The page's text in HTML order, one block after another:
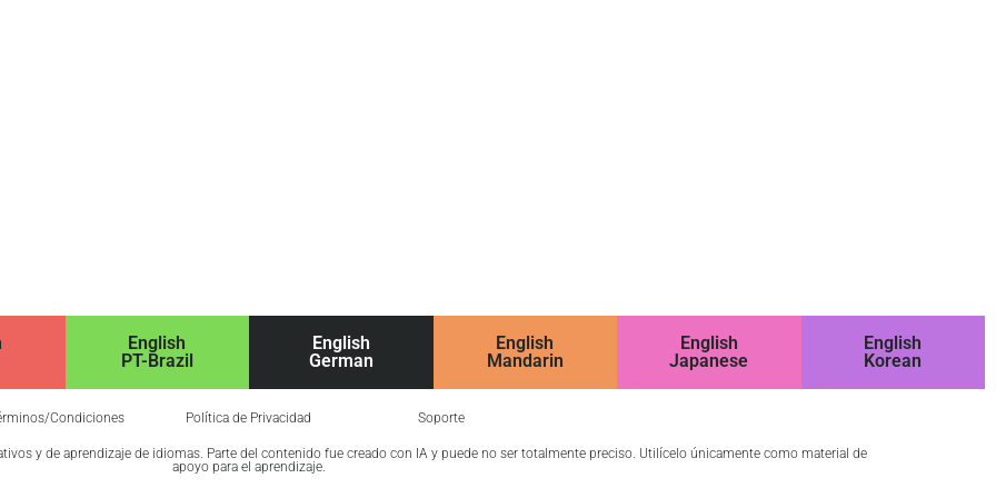
English
PT-Brazil
English
German
English
Mandarin
English
Japanese
English
Korean
Condiciones Política de Privacidad Soporte
y de aprendizaje de idiomas. Parte del contenido fue creado con IA y puede no ser totalmente preciso. Utilícelo únicamente como material de
apoyo para el aprendizaje.